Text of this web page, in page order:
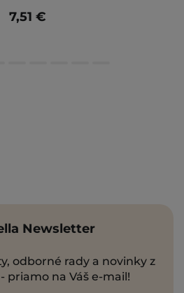
7,51 €
Newsletter
odborné rady a novinky z
priamo na Váš e-mail!